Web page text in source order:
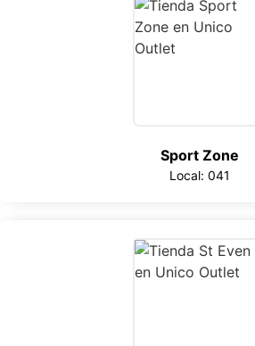
Sport Zone
Local: 041